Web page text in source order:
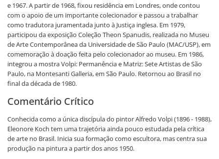
e 1967. A partir de 1968, fixou residência em Londres, onde contou
com o apoio de um importante colecionador e passou a trabalhar
como tradutora juramentada junto à Justiça inglesa. Em 1979,
participou da exposição Coleção Theon Spanudis, realizada no Museu
de Arte Contemporânea da Universidade de São Paulo (MAC/USP), em
comemoração à doação feita pelo colecionador ao museu. Em 1986,
integrou a mostra Volpi: Permanência e Matriz: Sete Artistas de São
Paulo, na Montesanti Galleria, em São Paulo. Retornou ao Brasil no
final da década de 1980.
Comentário Crítico
Conhecida como a única discípula do pintor Alfredo Volpi (1896 - 1988),
Eleonore Koch tem uma trajetória ainda pouco estudada pela crítica
de arte no Brasil. Inicia sua formação como escultora, mas centra sua
produção na pintura a partir dos anos 1950.